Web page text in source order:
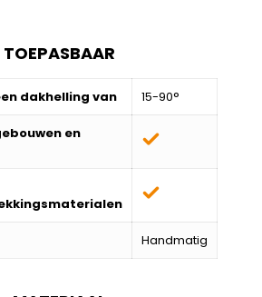
TOEPASBAAR
dakhelling van 15-90°
en
Handmatig